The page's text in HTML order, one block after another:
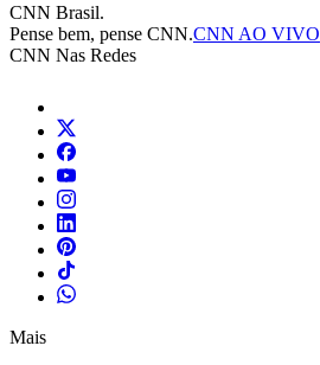
CNN Brasil.
Pense bem, pense CNN.CNN AO VIVO
CNN Nas Redes
Mais